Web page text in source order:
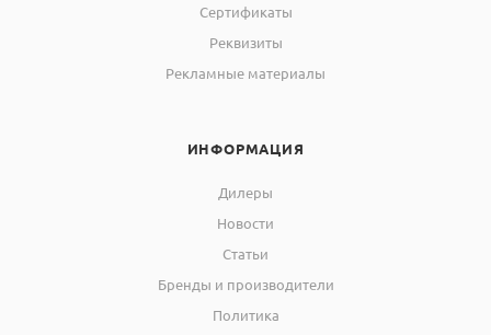
Сертификаты
Реквизиты
Рекламные материалы
ИНФОРМАЦИЯ
Дилеры
Новости
Статьи
Бренды и производители
Политика